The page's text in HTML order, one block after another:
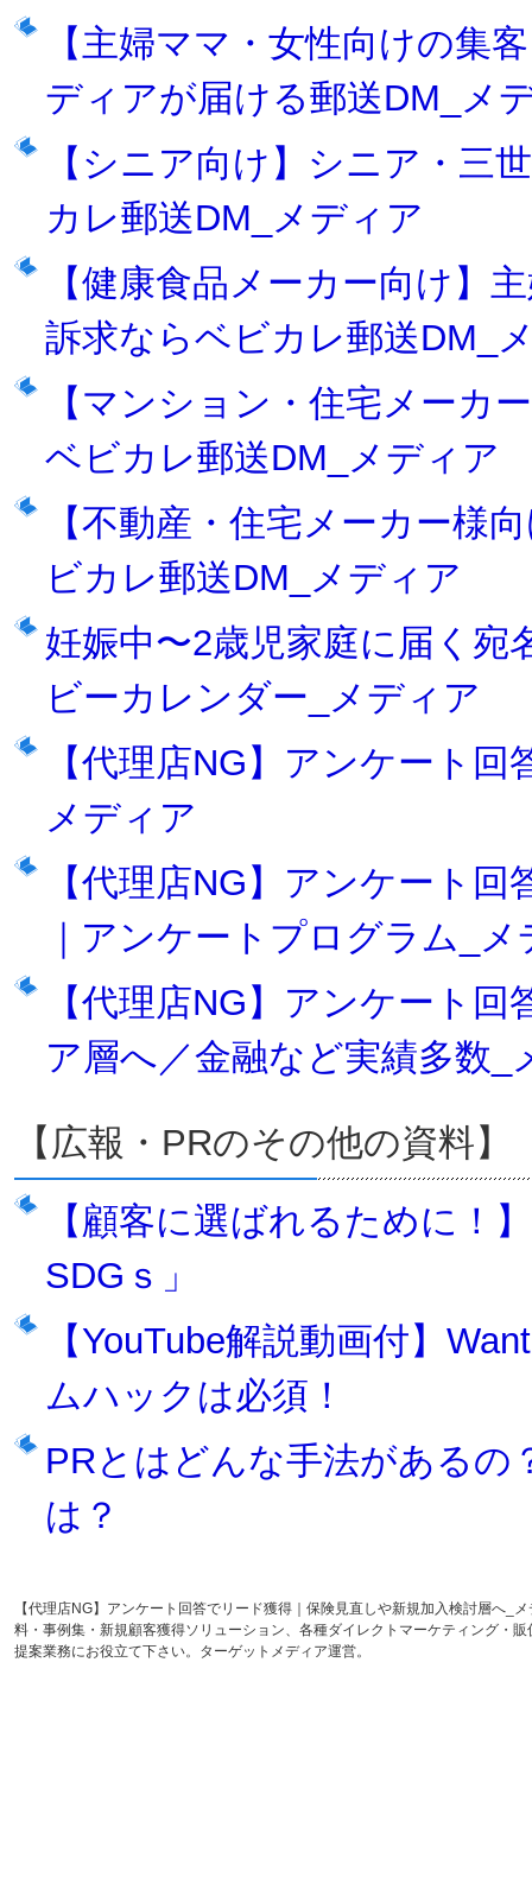
【主婦ママ・女性向けの集
ディアが届ける郵送DM_メ
【シニア向け】シニア・三
カレ郵送DM_メディア
【健康食品メーカー向け】
訴求ならベビカレ郵送DM_
【マンション・住宅メーカ
ベビカレ郵送DM_メディア
【不動産・住宅メーカー様
ビカレ郵送DM_メディア
妊娠中〜2歳児家庭に届く
ビーカレンダー_メディア
【代理店NG】アンケート
メディア
【代理店NG】アンケート
｜アンケートプログラム_
【代理店NG】アンケート
ア層へ／金融など実績多数_
【広報・PRのその他の資料】
【顧客に選ばれるために！
SDGｓ」
【YouTube解説動画付】
ムハックは必須！
PRとはどんな手法があるの
は？
【代理店NG】アンケート回答でリード獲得｜保険見直しや新規加入検討層へ
料・事例集・新規顧客獲得ソリューション、各種ダイレクトマーケティング・
提案業務にお役立て下さい。ターゲットメディア運営。